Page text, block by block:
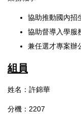
協助推動國內招
協助督導入學服
兼任選才專案辦
組員
姓名：許錦華
分機：2207